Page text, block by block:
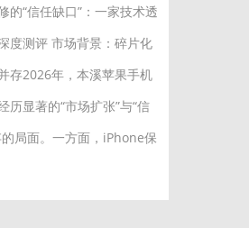
的“信任缺口”：一家技术透
度测评 市场背景：碎片化
存2026年，本溪苹果手机
历显著的“市场扩张”与“信
局面。一方面，iPhone保